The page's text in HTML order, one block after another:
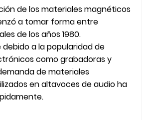
de los materiales magnéticos
a tomar forma entre
de los años 1980.
a la popularidad de
como grabadoras y
de materiales
en altavoces de audio ha